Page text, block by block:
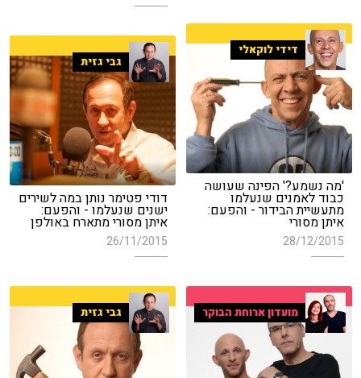
דידי לוקאלי
'מה נשמע?' הפינה שעושה
כבוד לאמנים שנעלמו
מתעשיית הבידור - והפעם:
איתן מסורי
28/12/2015
גבי גזית
דודי פטימר נותן במה לשירים
ישנים שנעלמו - והפעם:
איתן מסורי מתארח באולפן
26/11/2015
מועדון ארוחת הבוקר גבי גזית